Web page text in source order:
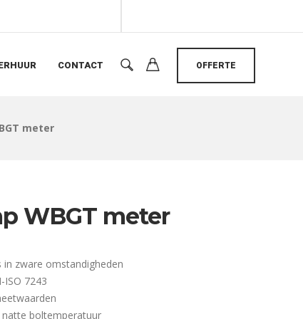
CONTACT OFFERTE
meter
WBGT meter
zware omstandigheden
ISO 7243
boltemperatuur